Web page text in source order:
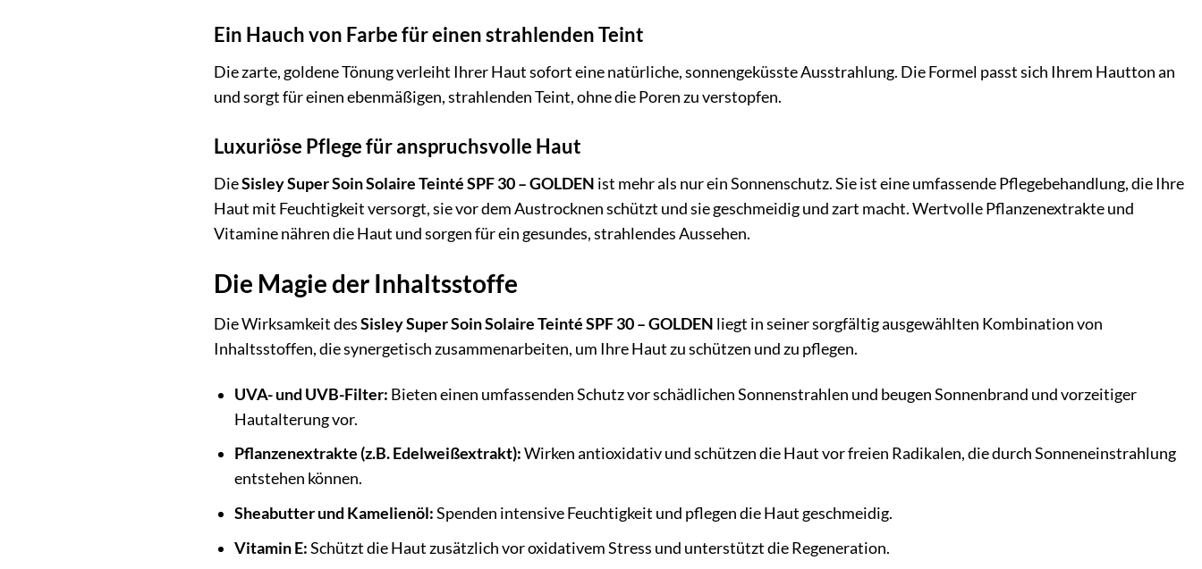
Ein Hauch von Farbe für einen strahlenden Teint
Die zarte, goldene Tönung verleiht Ihrer Haut sofort eine natürliche, sonnengeküsste Ausstrahlung. Die Formel passt sich Ihrem Hautton an
und sorgt für einen ebenmäßigen, strahlenden Teint, ohne die Poren zu verstopfen.
Luxuriöse Pflege für anspruchsvolle Haut
DieSisley Super Soin Solaire Teinté SPF 30 – GOLDEN ist mehr als nur ein Sonnenschutz. Sie ist eine umfassende Pflegebehandlung, die Ihre
Haut mit Feuchtigkeit versorgt, sie vor dem Austrocknen schützt und sie geschmeidig und zart macht. Wertvolle Pflanzenextrakte und
Vitamine nähren die Haut und sorgen für ein gesundes, strahlendes Aussehen.
Die Magie der Inhaltsstoffe
Die Wirksamkeit desSisley Super Soin Solaire Teinté SPF 30 – GOLDEN liegt in seiner sorgfältig ausgewählten Kombination von
Inhaltsstoffen, die synergetisch zusammenarbeiten, um Ihre Haut zu schützen und zu pflegen.
UVA- und UVB-Filter: Bieten einen umfassenden Schutz vor schädlichen Sonnenstrahlen und beugen Sonnenbrand und vorzeitiger
Hautalterung vor.
Pflanzenextrakte (z.B. Edelweißextrakt):Wirken antioxidativ und schützen die Haut vor freien Radikalen, die durch Sonneneinstrahlung
entstehen können.
Sheabutter und Kamelienöl:Spenden intensive Feuchtigkeit und pflegen die Haut geschmeidig.
Vitamin E:Schützt die Haut zusätzlich vor oxidativem Stress und unterstützt die Regeneration.